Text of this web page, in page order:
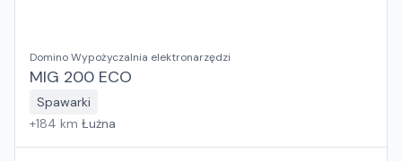
Domino Wypożyczalnia elektronarzędzi
MIG 200 ECO
Spawarki
+184 km Łużna